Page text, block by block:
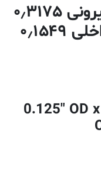
تیوب گرد مس – قطر بیرونی ۰٫۳۱۷۵
، دیواره ۰٫۰۸۱۲ ، قطر داخلی ۰٫۱۵۴۹
0.125″ OD